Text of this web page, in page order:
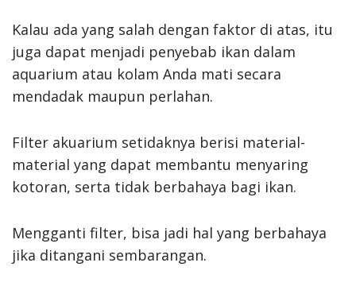
Kalau ada yang salah dengan faktor di atas, itu
juga dapat menjadi penyebab ikan dalam
aquarium atau kolam Anda mati secara
mendadak maupun perlahan.
Filter akuarium setidaknya berisi material-
material yang dapat membantu menyaring
kotoran, serta tidak berbahaya bagi ikan.
Mengganti filter, bisa jadi hal yang berbahaya
jika ditangani sembarangan.